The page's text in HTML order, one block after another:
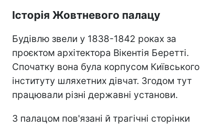
Історія Жовтневого палацу
Будівлю звели у 1838-1842 роках за
проєктом архітектора Вікентія Беретті.
Спочатку вона була корпусом Київського
інституту шляхетних дівчат. Згодом тут
працювали різні державні установи.
З палацом пов'язані й трагічні сторінки